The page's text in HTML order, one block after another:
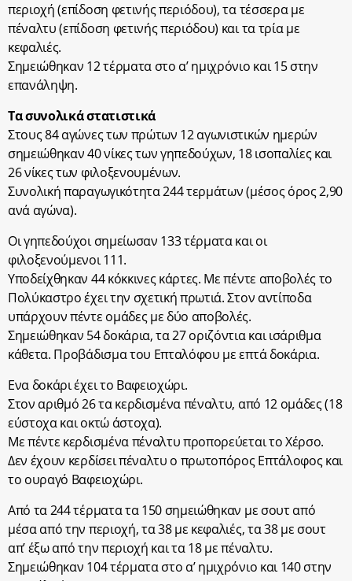
περιοχή (επίδοση φετινής περιόδου), τα τέσσερα με
πέναλτυ (επίδοση φετινής περιόδου) και τα τρία με
κεφαλιές.
Σημειώθηκαν 12 τέρματα στο α’ ημιχρόνιο και 15 στην
επανάληψη.
Τα συνολικά στατιστικά
Στους 84 αγώνες των πρώτων 12 αγωνιστικών ημερών
σημειώθηκαν 40 νίκες των γηπεδούχων, 18 ισοπαλίες και
26 νίκες των φιλοξενουμένων.
Συνολική παραγωγικότητα 244 τερμάτων (μέσος όρος 2,90
ανά αγώνα).
Οι γηπεδούχοι σημείωσαν 133 τέρματα και οι
φιλοξενούμενοι 111.
Υποδείχθηκαν 44 κόκκινες κάρτες. Με πέντε αποβολές το
Πολύκαστρο έχει την σχετική πρωτιά. Στον αντίποδα
υπάρχουν πέντε ομάδες με δύο αποβολές.
Σημειώθηκαν 54 δοκάρια, τα 27 οριζόντια και ισάριθμα
κάθετα. Προβάδισμα του Επταλόφου με επτά δοκάρια.
Ενα δοκάρι έχει το Βαφειοχώρι.
Στον αριθμό 26 τα κερδισμένα πέναλτυ, από 12 ομάδες (18
εύστοχα και οκτώ άστοχα).
Με πέντε κερδισμένα πέναλτυ προπορεύεται το Χέρσο.
Δεν έχουν κερδίσει πέναλτυ ο πρωτοπόρος Επτάλοφος και
το ουραγό Βαφειοχώρι.
Από τα 244 τέρματα τα 150 σημειώθηκαν με σουτ από
μέσα από την περιοχή, τα 38 με κεφαλιές, τα 38 με σουτ
απ’ έξω από την περιοχή και τα 18 με πέναλτυ.
Σημειώθηκαν 104 τέρματα στο α’ ημιχρόνιο και 140 στην